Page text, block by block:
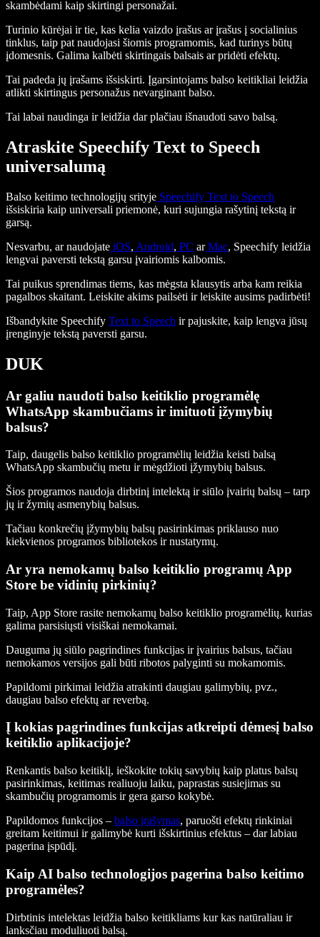
skambėdami kaip skirtingi personažai.
Turinio kūrėjai ir tie, kas kelia vaizdo įrašus ar įrašus į socialinius
tinklus, taip pat naudojasi šiomis programomis, kad turinys būtų
įdomesnis. Galima kalbėti skirtingais balsais ar pridėti efektų.
Tai padeda jų įrašams išsiskirti. Įgarsintojams balso keitikliai leidžia
atlikti skirtingus personažus nevarginant balso.
Tai labai naudinga ir leidžia dar plačiau išnaudoti savo balsą.
Atraskite Speechify Text to Speech
universalumą
Balso keitimo technologijų srityje Speechify Text to Speech
išsiskiria kaip universali priemonė, kuri sujungia rašytinį tekstą ir
garsą.
Nesvarbu, ar naudojate iOS, Android, PC arMac, Speechify leidžia
lengvai paversti tekstą garsu įvairiomis kalbomis.
Tai puikus sprendimas tiems, kas mėgsta klausytis arba kam reikia
pagalbos skaitant. Leiskite akims pailsėti ir leiskite ausims padirbėti!
Išbandykite Speechify Text to Speech ir pajuskite, kaip lengva jūsų
įrenginyje tekstą paversti garsu.
DUK
Ar galiu naudoti balso keitiklio programėlę
WhatsApp skambučiams ir imituoti įžymybių
balsus?
Taip, daugelis balso keitiklio programėlių leidžia keisti balsą
WhatsApp skambučių metu ir mėgdžioti įžymybių balsus.
Šios programos naudoja dirbtinį intelektą ir siūlo įvairių balsų – tarp
jų ir žymių asmenybių balsus.
Tačiau konkrečių įžymybių balsų pasirinkimas priklauso nuo
kiekvienos programos bibliotekos ir nustatymų.
Ar yra nemokamų balso keitiklio programų App
Store be vidinių pirkinių?
Taip, App Store rasite nemokamų balso keitiklio programėlių, kurias
galima parsisiųsti visiškai nemokamai.
Dauguma jų siūlo pagrindines funkcijas ir įvairius balsus, tačiau
nemokamos versijos gali būti ribotos palyginti su mokamomis.
Papildomi pirkimai leidžia atrakinti daugiau galimybių, pvz.,
daugiau balso efektų ar reverbą.
Į kokias pagrindines funkcijas atkreipti dėmesį balso
keitiklio aplikacijoje?
Renkantis balso keitiklį, ieškokite tokių savybių kaip platus balsų
pasirinkimas, keitimas realiuoju laiku, paprastas susiejimas su
skambučių programomis ir gera garso kokybė.
Papildomos funkcijos – balso įrašymas, paruošti efektų rinkiniai
greitam keitimui ir galimybė kurti išskirtinius efektus – dar labiau
pagerina įspūdį.
Kaip AI balso technologijos pagerina balso keitimo
programėles?
Dirbtinis intelektas leidžia balso keitikliams kur kas natūraliau ir
lanksčiau moduliuoti balsą.